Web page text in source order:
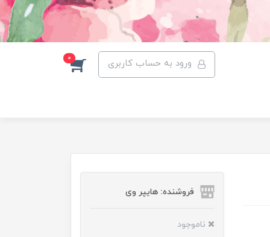
ورود به حساب کاربری 0
فروشنده: هایپر وی
ناموجود